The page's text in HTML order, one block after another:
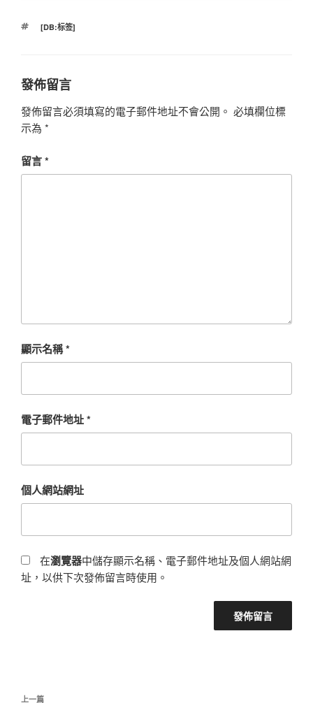
標
[DB:标签]
發佈留言
發佈留言必須填寫的電子郵件地址不會公開。 必填欄位標
示為 *
留言*
顯示名稱*
電子郵件地址*
個人網站網址
在瀏覽器中儲存顯示名稱、電子郵件地址及個人網站網
址，以供下次發佈留言時使用。
文
上一篇